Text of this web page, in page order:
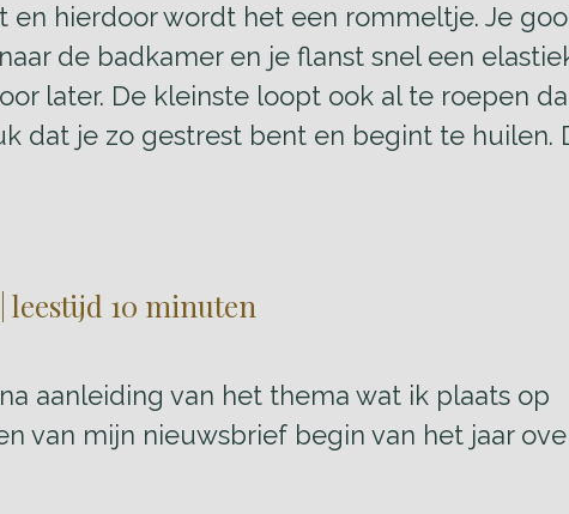
en hierdoor wordt het een rommeltje. Je
de badkamer en je flanst snel een
later. De kleinste loopt ook al te roepen
dat je zo gestrest bent en begint te huilen.
10 minuten
aanleiding van het thema wat ik plaats op
van mijn nieuwsbrief begin van het jaar